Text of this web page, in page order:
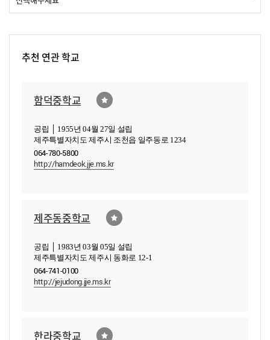
추천 연관 학교
함덕중학교
공립 │ 1955년 04월 27일 설립
제주특별자치도 제주시 조천읍 일주동로 1234
064-780-5800
http://hamdeok.jje.ms.kr
제주동중학교
공립 │ 1983년 03월 05일 설립
제주특별자치도 제주시 동화로 12-1
064-741-0100
http://jejudong.jje.ms.kr
한라중학교